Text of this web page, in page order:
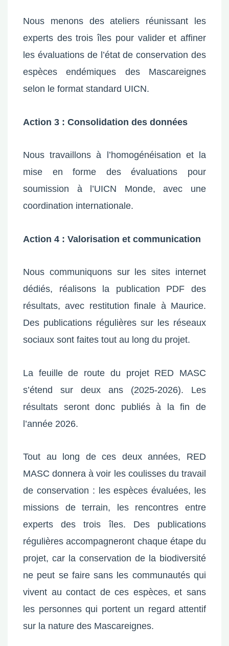
Nous menons des ateliers réunissant les
experts des trois îles pour valider et affiner
les évaluations de l’état de conservation des
espèces endémiques des Mascareignes
selon le format standard UICN.
Action 3 : Consolidation des données
Nous travaillons à l’homogénéisation et la
mise en forme des évaluations pour
soumission à l’UICN Monde, avec une
coordination internationale.
Action 4 : Valorisation et communication
Nous communiquons sur les sites internet
dédiés, réalisons la publication PDF des
résultats, avec restitution finale à Maurice.
Des publications régulières sur les réseaux
sociaux sont faites tout au long du projet.
La feuille de route du projet RED MASC
s’étend sur deux ans (2025-2026). Les
résultats seront donc publiés à la fin de
l’année 2026.
Tout au long de ces deux années, RED
MASC donnera à voir les coulisses du travail
de conservation : les espèces évaluées, les
missions de terrain, les rencontres entre
experts des trois îles. Des publications
régulières accompagneront chaque étape du
projet, car la conservation de la biodiversité
ne peut se faire sans les communautés qui
vivent au contact de ces espèces, et sans
les personnes qui portent un regard attentif
sur la nature des Mascareignes.